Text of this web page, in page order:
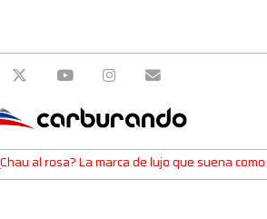
al rosa? La marca de lujo que suena